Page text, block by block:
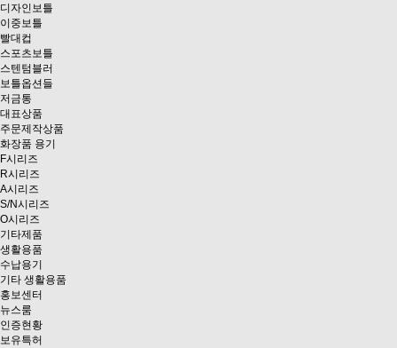
디자인보틀
이중보틀
빨대컵
스포츠보틀
스텐텀블러
보틀옵션들
저금통
대표상품
주문제작상품
화장품 용기
F시리즈
R시리즈
A시리즈
S/N시리즈
O시리즈
기타제품
생활용품
수납용기
기타 생활용품
홍보센터
뉴스룸
인증현황
보유특허